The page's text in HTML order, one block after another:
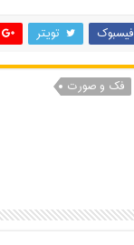
فیسبوک تویتر
فک و صورت